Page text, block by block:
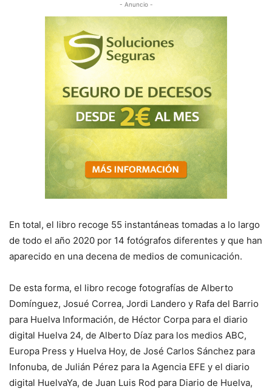
- Anuncio -
En total, el libro recoge 55 instantáneas tomadas a lo largo
de todo el año 2020 por 14 fotógrafos diferentes y que han
aparecido en una decena de medios de comunicación.
De esta forma, el libro recoge fotografías de Alberto
Domínguez, Josué Correa, Jordi Landero y Rafa del Barrio
para Huelva Información, de Héctor Corpa para el diario
digital Huelva 24, de Alberto Díaz para los medios ABC,
Europa Press y Huelva Hoy, de José Carlos Sánchez para
Infonuba, de Julián Pérez para la Agencia EFE y el diario
digital HuelvaYa, de Juan Luis Rod para Diario de Huelva,